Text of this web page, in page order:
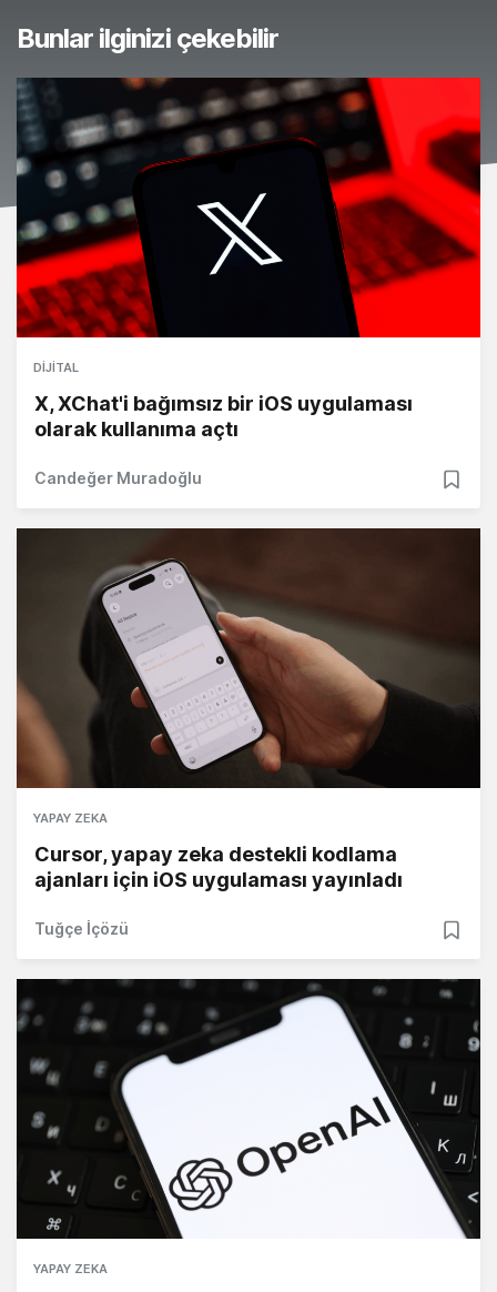
Bunlar ilginizi çekebilir
DIJITAL
X, XChat'i bağımsız bir iOS uygulaması
olarak kullanıma açtı
Candeğer Muradoğlu
YAPAY ZEKA
Cursor, yapay zeka destekli kodlama
ajanları için iOS uygulaması yayınladı
Tuğçe İçözü
YAPAY ZEKA